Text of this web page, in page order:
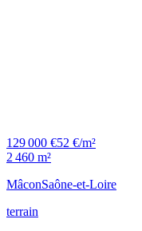
129 000 €52 €/m²
2 460 m²
MâconSaône-et-Loire
terrain